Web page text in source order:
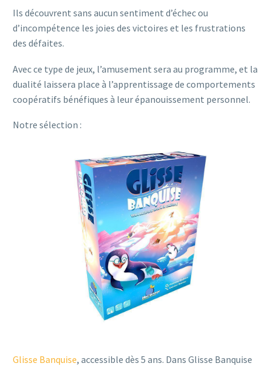
Ils découvrent sans aucun sentiment d’échec ou
d’incompétence les joies des victoires et les frustrations
des défaites.
Avec ce type de jeux, l’amusement sera au programme, et la
dualité laissera place à l’apprentissage de comportements
coopératifs bénéfiques à leur épanouissement personnel.
Notre sélection :
Glisse Banquise, accessible dès 5 ans. Dans Glisse Banquise